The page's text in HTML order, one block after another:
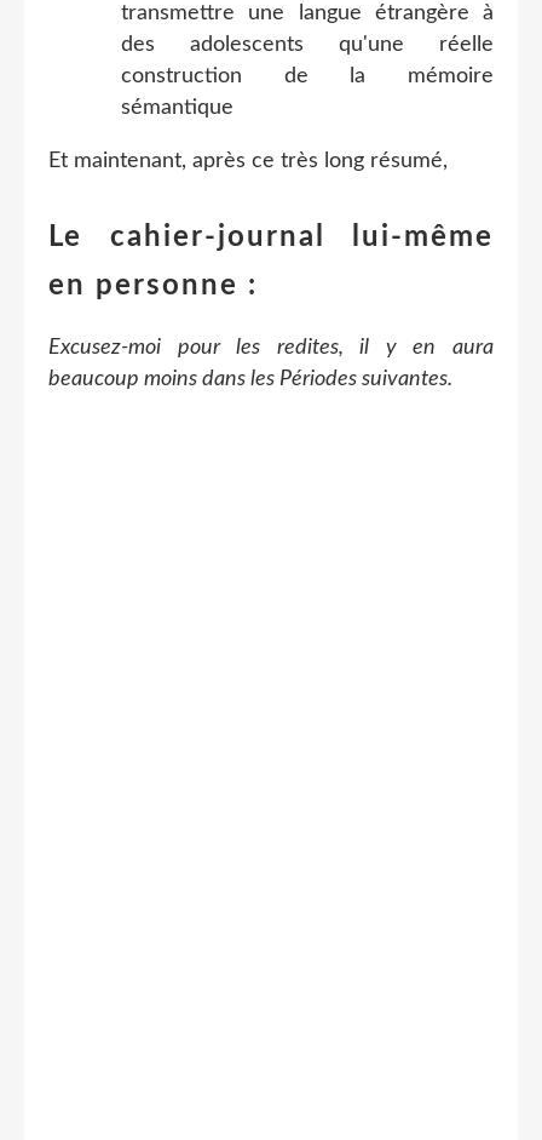
transmettre une langue étrangère à
des adolescents qu'une réelle
construction de la mémoire
sémantique
Et maintenant, après ce très long résumé,
Le cahier-journal lui-même
en personne :
Excusez-moi pour les redites, il y en aura
beaucoup moins dans les Périodes suivantes.